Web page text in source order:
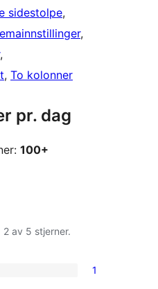
sidestolpe
, To kolonner
pr. dag
100+
2 av 5 stjerner.
1